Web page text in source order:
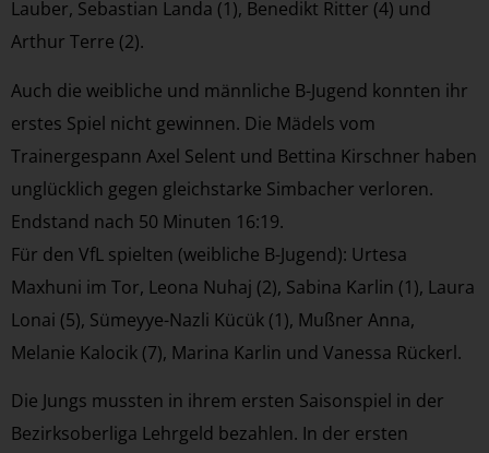
Lauber, Sebastian Landa (1), Benedikt Ritter (4) und
Arthur Terre (2).
Auch die weibliche und männliche B-Jugend konnten ihr
erstes Spiel nicht gewinnen. Die Mädels vom
Trainergespann Axel Selent und Bettina Kirschner haben
unglücklich gegen gleichstarke Simbacher verloren.
Endstand nach 50 Minuten 16:19.
Für den VfL spielten (weibliche B-Jugend): Urtesa
Maxhuni im Tor, Leona Nuhaj (2), Sabina Karlin (1), Laura
Lonai (5), Sümeyye-Nazli Kücük (1), Mußner Anna,
Melanie Kalocik (7), Marina Karlin und Vanessa Rückerl.
Die Jungs mussten in ihrem ersten Saisonspiel in der
Bezirksoberliga Lehrgeld bezahlen. In der ersten